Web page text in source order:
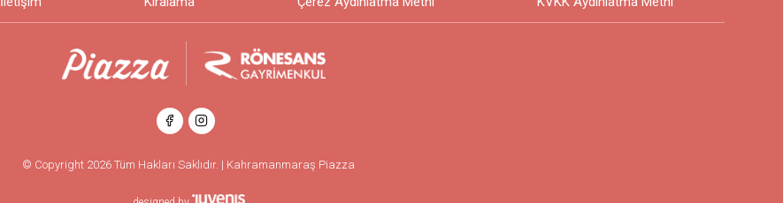
© Copyright 2026 Tüm Hakları Saklıdır. | Kahramanmaraş Piazza